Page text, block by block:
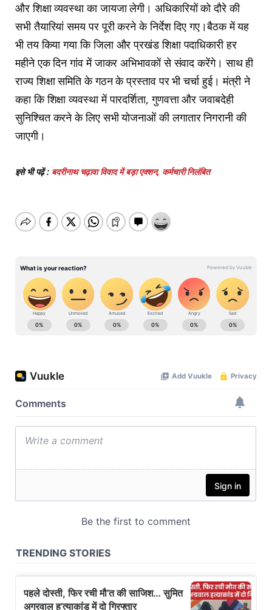
और शिक्षा व्यवस्था का जायजा लेगी। अधिकारियों को दौरे की
सभी तैयारियां समय पर पूरी करने के निर्देश दिए गए।बैठक में यह
भी तय किया गया कि जिला और प्रखंड शिक्षा पदाधिकारी हर
महीने एक दिन गांव में जाकर अभिभावकों से संवाद करेंगे। साथ ही
राज्य शिक्षा समिति के गठन के प्रस्ताव पर भी चर्चा हुई। मंत्री ने
कहा कि शिक्षा व्यवस्था में पारदर्शिता, गुणवत्ता और जवाबदेही
सुनिश्चित करने के लिए सभी योजनाओं की लगातार निगरानी की
जाएगी।
इसे भी पढ़ें : बदरीनाथ चढ़ावा विवाद में बड़ा एक्शन, कर्मचारी निलंबित